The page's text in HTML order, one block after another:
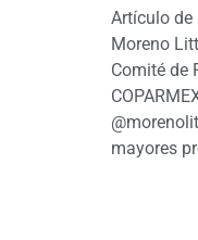
Artículo de
Moreno
Comité de
mayores